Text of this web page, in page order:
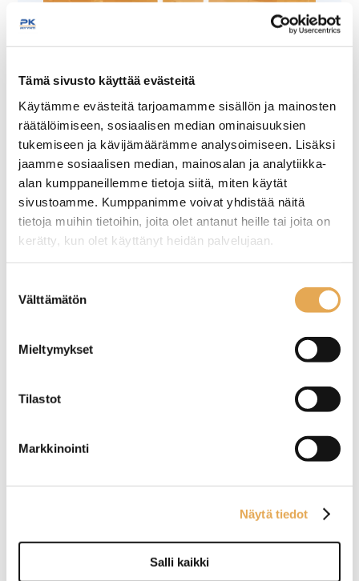
Tämä sivusto käyttää evästeitä
Käytämme evästeitä tarjoamamme sisällön ja mainosten
räätälöimiseen, sosiaalisen median ominaisuuksien
tukemiseen ja kävijämäärämme analysoimiseen. Lisäksi
jaamme sosiaalisen median, mainosalan ja analytiikka-
alan kumppaneillemme tietoja siitä, miten käytät
sivustoamme. Kumppanimme voivat yhdistää näitä
tietoja muihin tietoihin, joita olet antanut heille tai joita on
kerätty, kun olet käyttänyt heidän palvelujaan.
valinta
Välttämätön
Mieltymykset
Tilastot
Markkinointi
Näytä tiedot
Salli kaikki
Tämäkin laite sopivasti
rahoituksella
TUTUSTU ›
Sähköteho: 1,5kW / 400 V.
Yleiskone Minneapolis
Sähköteho: 1500 W / 230 V.
Kulhon tilavuus on 30 litraa.
Tuotekoodi: 1327.